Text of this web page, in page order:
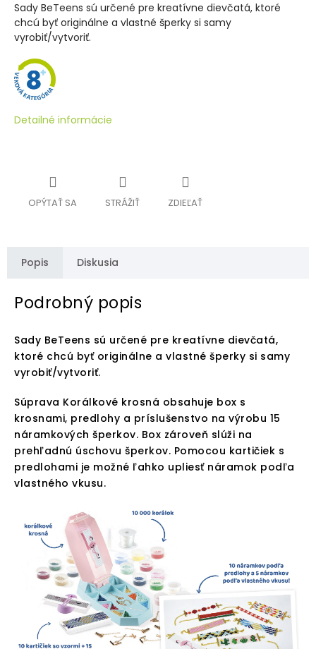
Sady BeTeens sú určené pre kreatívne dievčatá, ktoré
chcú byť originálne a vlastné šperky si samy
vyrobiť/vytvoriť.
Detailné informácie
OPÝTAŤ SA STRÁŽIŤ ZDIEĽAŤ
Popis Diskusia
Podrobný popis
Sady BeTeens sú určené pre kreatívne dievčatá,
ktoré chcú byť originálne a vlastné šperky si samy
vyrobiť/vytvoriť.
Súprava Korálkové krosná obsahuje box s
krosnami, predlohy a príslušenstvo na výrobu 15
náramkových šperkov. Box zároveň slúži na
prehľadnú úschovu šperkov. Pomocou kartičiek s
predlohami je možné ľahko upliesť náramok podľa
vlastného vkusu.